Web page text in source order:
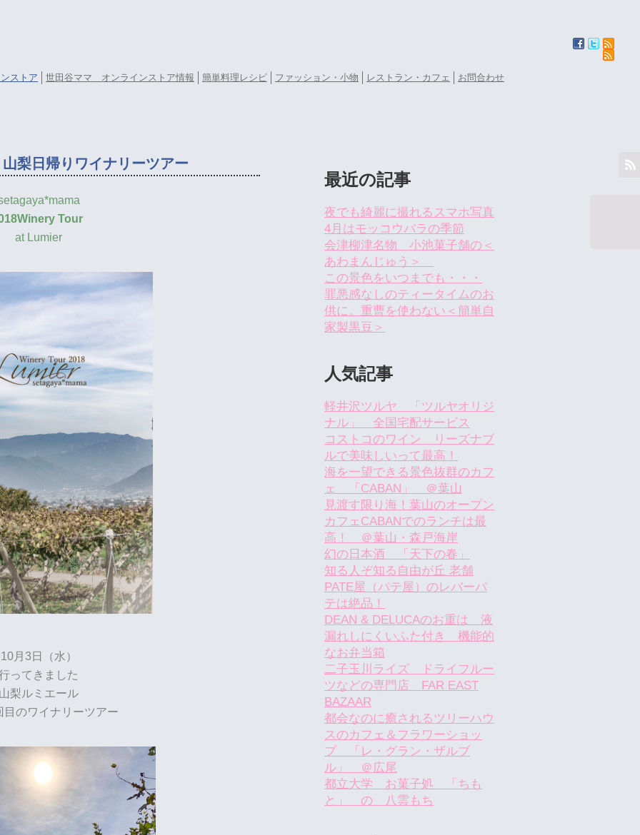
ストア 世田谷ママ オンラインストア情報 簡単料理レシピ ファッション・小物 レストラン・カフェ お問合わせ
梨日帰りワイナリーツアー
Tour
at Lumier
10月3日（水）
ってきました
梨ルミエール
目のワイナリーツアー
最近の記事
夜でも綺麗に撮れるスマホ写真
4月はモッコウバラの季節
会津柳津名物 小池菓子舗の＜
あわまんじゅう＞
この景色をいつまでも・・・
罪悪感なしのティータイムのお
供に。重曹を使わない＜簡単自
家製黒豆＞
人気記事
軽井沢ツルヤ 「ツルヤオリジ
ナル」 全国宅配サービス
コストコのワイン リーズナブ
ルで美味しいって最高！
海を一望できる景色抜群のカフ
ェ 「CABAN」 ＠葉山
見渡す限り海！葉山のオープン
カフェCABANでのランチは最
高！ ＠葉山・森戸海岸
幻の日本酒 「天下の春」
知る人ぞ知る自由が丘 老舗
PATE屋（パテ屋）のレバーパ
テは絶品！
DEAN & DELUCAのお重は 液
漏れしにくいふた付き 機能的
なお弁当箱
二子玉川ライズ ドライフルー
ツなどの専門店 FAR EAST
BAZAAR
都会なのに癒されるツリーハウ
スのカフェ＆フラワーショッ
プ 「レ・グラン・ザルブ
ル」 ＠広尾
都立大学 お菓子処 「ちも
と」 の 八雲もち